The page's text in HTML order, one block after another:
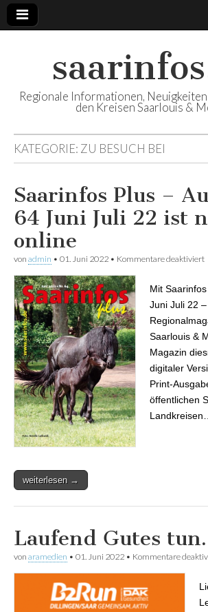
Regionale Informationen, Neuigkeiten
den Kreisen Saarlouis &
KATEGORIE: ZU BESUCH BEI
Saarinfos Plus –
64 Juni Juli 22 ist
online
von admin • 01. Juni 2022 • Kommentare deaktiviert
Mit
Juni Juli 22
Saarlouis &
Magazin
digitaler
Print-
öffentlichen
weiterlesen →
Laufend Gutes
von aramedien • 01. Juni 2022 • Kommentare